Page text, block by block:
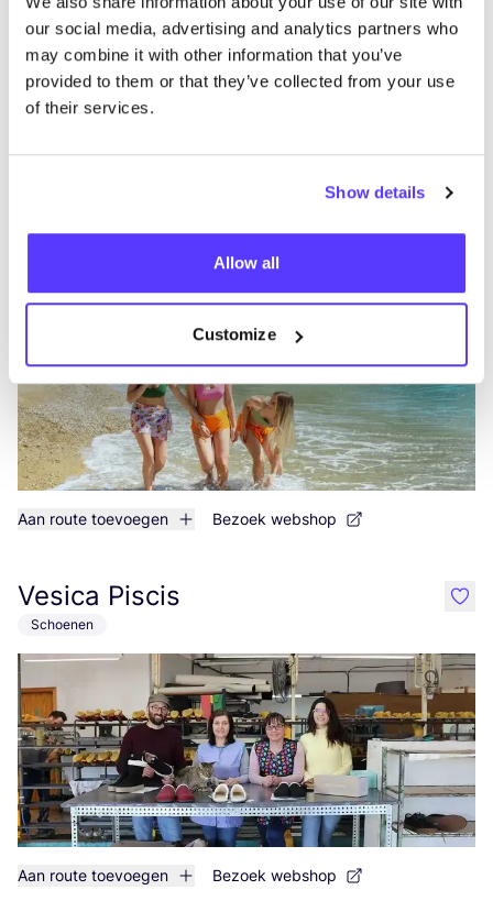
our social media, advertising and analytics partners who
may combine it with other information that you’ve
provided to them or that they’ve collected from your use
of their services.
Show details
Allow all
Customize
Aan route toevoegen Bezoek webshop
Vesica Piscis
Schoenen
Aan route toevoegen Bezoek webshop
like